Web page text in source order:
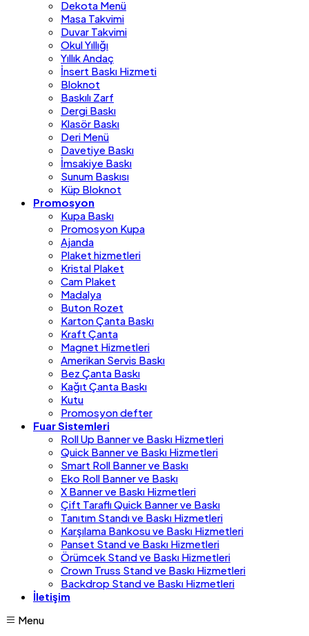
Dekota Menü
Masa Takvimi
Duvar Takvimi
Okul Yıllığı
Yıllık Andaç
İnsert Baskı Hizmeti
Bloknot
Baskılı Zarf
Dergi Baskı
Klasör Baskı
Deri Menü
Davetiye Baskı
İmsakiye Baskı
Sunum Baskısı
Küp Bloknot
Promosyon
Kupa Baskı
Promosyon Kupa
Ajanda
Plaket hizmetleri
Kristal Plaket
Cam Plaket
Madalya
Buton Rozet
Karton Çanta Baskı
Kraft Çanta
Magnet Hizmetleri
Amerikan Servis Baskı
Bez Çanta Baskı
Kağıt Çanta Baskı
Kutu
Promosyon defter
Fuar Sistemleri
Roll Up Banner ve Baskı Hizmetleri
Quick Banner ve Baskı Hizmetleri
Smart Roll Banner ve Baskı
Eko Roll Banner ve Baskı
X Banner ve Baskı Hizmetleri
Çift Taraflı Quick Banner ve Baskı
Tanıtım Standı ve Baskı Hizmetleri
Karşılama Bankosu ve Baskı Hizmetleri
Panset Stand ve Baskı Hizmetleri
Örümcek Stand ve Baskı Hizmetleri
Crown Truss Stand ve Baskı Hizmetleri
Backdrop Stand ve Baskı Hizmetleri
İletişim
Menu